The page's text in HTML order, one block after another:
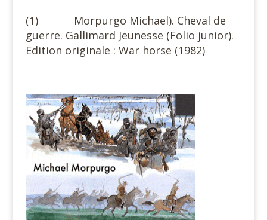
(1) Morpurgo Michael). Cheval de
guerre. Gallimard Jeunesse (Folio junior).
Edition originale : War horse (1982)